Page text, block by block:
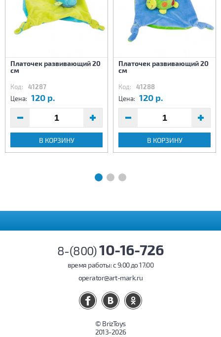
Платочек развивающий 20
см
Код: 41287
Цена: 120 р.
В КОРЗИНУ
Платочек развивающий 20
см
Код: 41288
Цена: 120 р.
В КОРЗИНУ
8-(800)10-16-726
время работы: c 9:00 до 17:00
operator@art-mark.ru
© BrizToys
2013-2026